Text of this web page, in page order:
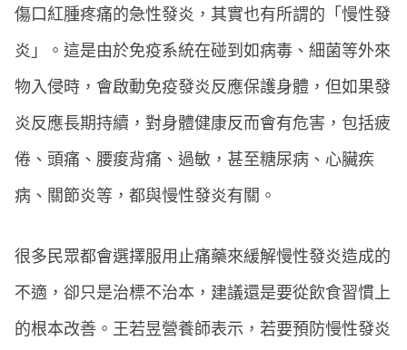
傷口紅腫疼痛的急性發炎，其實也有所謂的「慢性發
炎」。這是由於免疫系統在碰到如病毒、細菌等外來
物入侵時，會啟動免疫發炎反應保護身體，但如果發
炎反應長期持續，對身體健康反而會有危害，包括疲
倦、頭痛、腰痠背痛、過敏，甚至糖尿病、心臟疾
病、關節炎等，都與慢性發炎有關。
很多民眾都會選擇服用止痛藥來緩解慢性發炎造成的
不適，卻只是治標不治本，建議還是要從飲食習慣上
的根本改善。王若昱營養師表示，若要預防慢性發炎